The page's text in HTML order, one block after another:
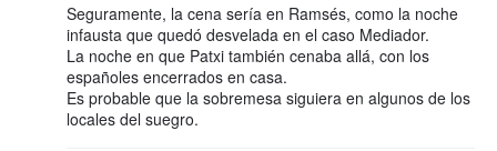
Seguramente, la cena sería en Ramsés, como la noche
infausta que quedó desvelada en el caso Mediador.
La noche en que Patxi también cenaba allá, con los
españoles encerrados en casa.
Es probable que la sobremesa siguiera en algunos de los
locales del suegro.